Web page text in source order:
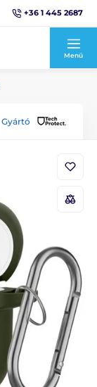
+36 1 445 2687
Menü
Gyártó